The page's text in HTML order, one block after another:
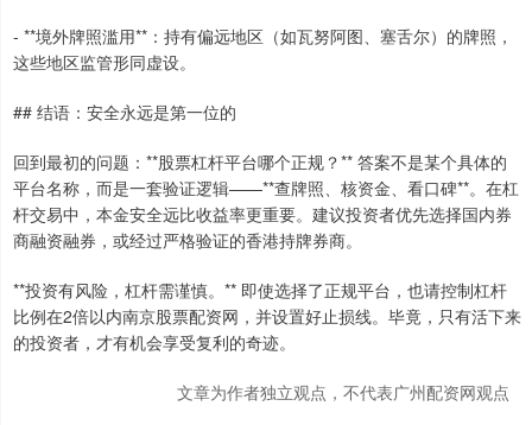
- **境外牌照滥用**：持有偏远地区（如瓦努阿图、塞舌尔）的牌照，
这些地区监管形同虚设。
## 结语：安全永远是第一位的
回到最初的问题：**股票杠杆平台哪个正规？** 答案不是某个具体的
平台名称，而是一套验证逻辑——**查牌照、核资金、看口碑**。在杠
杆交易中，本金安全远比收益率更重要。建议投资者优先选择国内券
商融资融券，或经过严格验证的香港持牌券商。
**投资有风险，杠杆需谨慎。** 即使选择了正规平台，也请控制杠杆
比例在2倍以内南京股票配资网，并设置好止损线。毕竟，只有活下来
的投资者，才有机会享受复利的奇迹。
文章为作者独立观点，不代表广州配资网观点